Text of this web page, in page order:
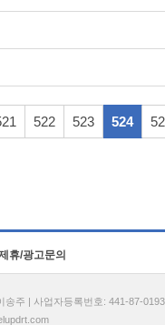
522 523 524
휴/광고문의
주 | 사업자등록번호: 441-87-